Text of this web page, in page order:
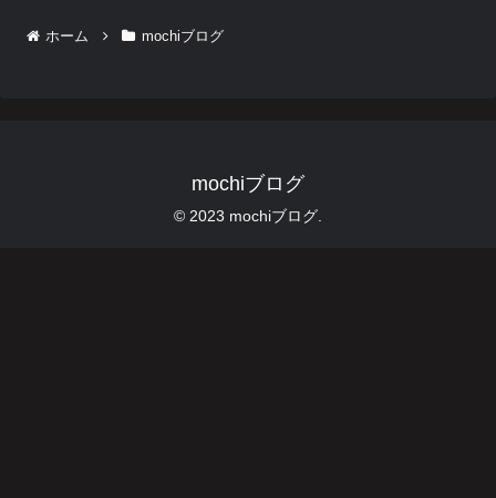
ホーム mochiブログ
mochiブログ
© 2023 mochiブログ.